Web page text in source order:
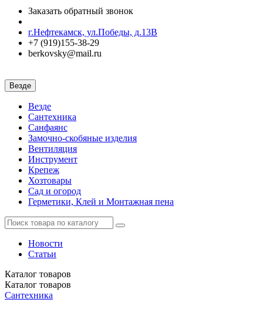
Заказать обратный звонок
г.Нефтекамск, ул.Победы, д.13В
+7 (919)155-38-29
berkovsky@mail.ru
Везде
Везде
Сантехника
Санфаянс
Замочно-скобяные изделия
Вентиляция
Инструмент
Крепеж
Хозтовары
Сад и огород
Герметики, Клей и Монтажная пена
Новости
Статьи
Каталог товаров
Каталог товаров
Сантехника